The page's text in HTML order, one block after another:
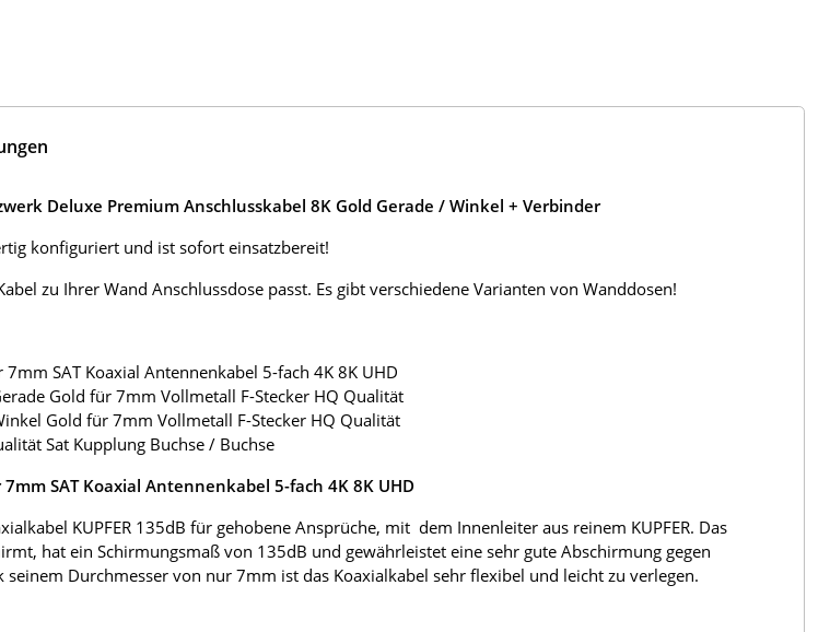
Deluxe Premium Anschlusskabel 8K Gold Gerade / Winkel + Verbinder
konfiguriert und ist sofort einsatzbereit!
zu Ihrer Wand Anschlussdose passt. Es gibt verschiedene Varianten von Wanddosen!
SAT Koaxial Antennenkabel 5-fach 4K 8K UHD
Gold für 7mm Vollmetall F-Stecker HQ Qualität
Gold für 7mm Vollmetall F-Stecker HQ Qualität
Sat Kupplung Buchse / Buchse
SAT Koaxial Antennenkabel 5-fach 4K 8K UHD
KUPFER 135dB für gehobene Ansprüche, mit dem Innenleiter aus reinem KUPFER. Das
hat ein Schirmungsmaß von 135dB und gewährleistet eine sehr gute Abschirmung gegen
seinem Durchmesser von nur 7mm ist das Koaxialkabel sehr flexibel und leicht zu verlegen.